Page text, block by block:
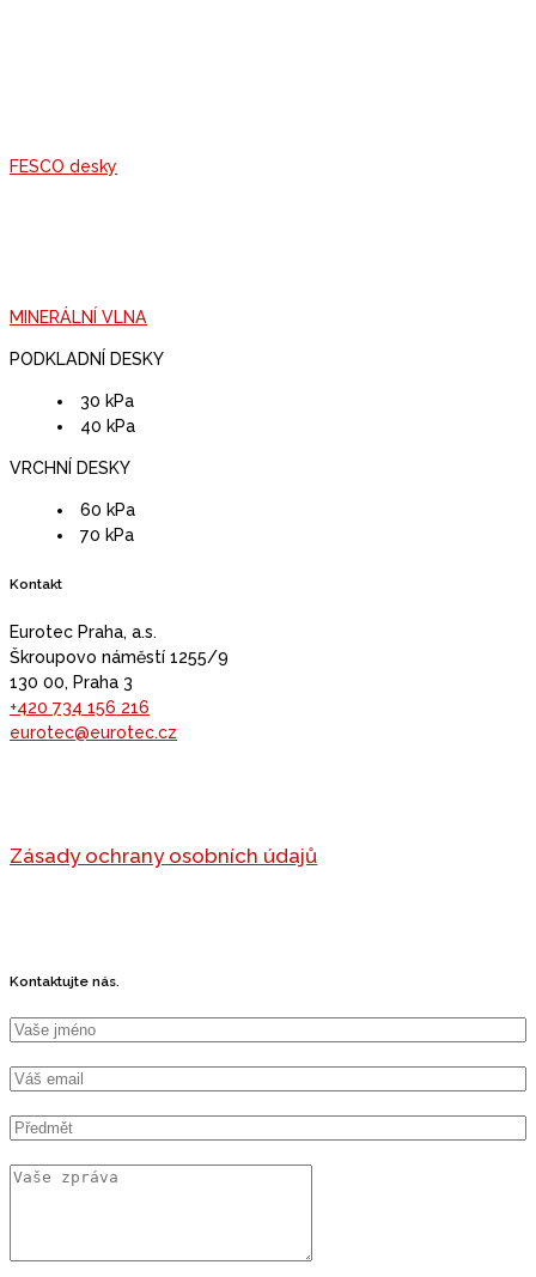
FESCO desky
MINERÁLNÍ VLNA
PODKLADNÍ DESKY
30 kPa
40 kPa
VRCHNÍ DESKY
60 kPa
70 kPa
Kontakt
Eurotec Praha, a.s.
Škroupovo náměstí 1255/9
130 00, Praha 3
+420 734 156 216
eurotec@eurotec.cz
Zásady ochrany osobních údajů
Kontaktujte nás.